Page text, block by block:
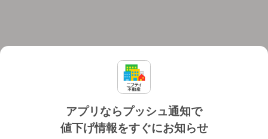
アプリならプッシュ通知で
値下げ情報をすぐにお知らせ
個人情報保護ポリシー 利用規約